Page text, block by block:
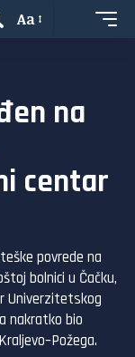
Aa
na
centar
povrede na
bolnici u Čačku,
Univerzitetskog
nakratko bio